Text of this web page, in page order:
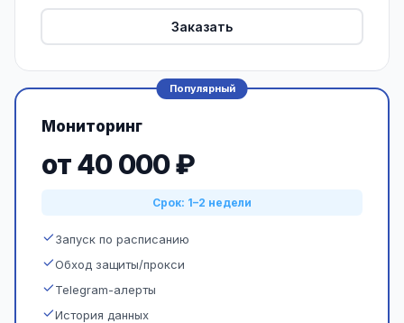
Заказать
Популярный
Мониторинг
от 40 000 ₽
Срок: 1–2 недели
Запуск по расписанию
Обход защиты/прокси
Telegram-алерты
История данных